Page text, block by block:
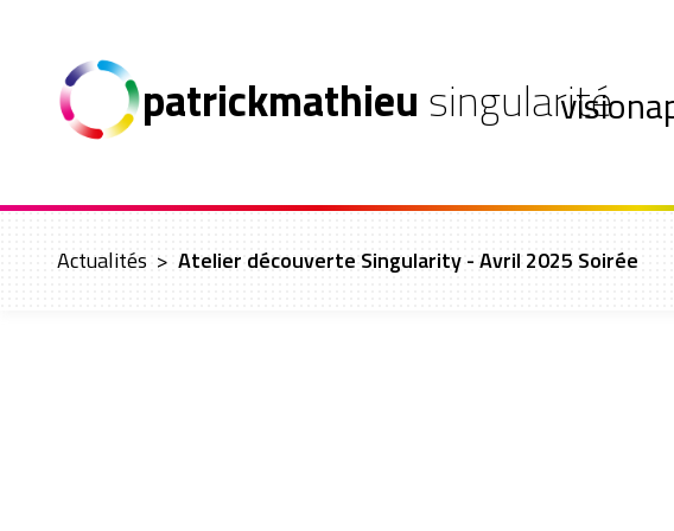
patrickmathieu singularité
vision
Actualités > Atelier découverte Singularity - Avril 2025 Soirée